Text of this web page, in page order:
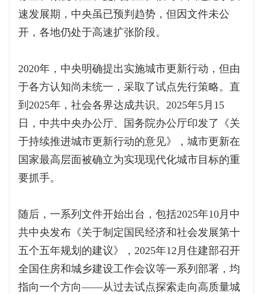
速发展期，中央虽已预判趋势，但因文件未公
开，各地仍处于高速扩张阶段。
2020年，中央明确提出实施城市更新行动，但由
于各方认知尚未统一，采取了试点先行策略。直
到2025年，社会各界达成共识。2025年5月15
日，中共中央办公厅、国务院办公厅印发了《关
于持续推进城市更新行动的意见》，城市更新在
国家最高层面被确立为实现现代化城市目标的重
要抓手。
随后，一系列文件开始出台，包括2025年10月中
共中央发布《关于制定国民经济和社会发展第十
五个五年规划的建议》，2025年12月住建部召开
全国住房和城乡建设工作会议等一系列部署，均
指向一个方向——从过去试点探索走向高质量城